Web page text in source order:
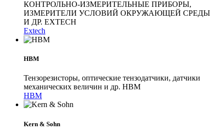
КОНТРОЛЬНО-ИЗМЕРИТЕЛЬНЫЕ ПРИБОРЫ,
ИЗМЕРИТЕЛИ УСЛОВИЙ ОКРУЖАЮЩЕЙ СРЕДЫ
И ДР. EXTECH
Extech
HBM
Тензорезисторы, оптические тензодатчики, датчики
механических величин и др. HBM
HBM
Kern & Sohn